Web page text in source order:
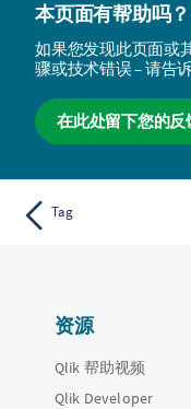
本页面有帮助吗？
如果您发现此页面或
骤或技术错误 – 请告
在此处留下您的反
Tag
资源
Qlik 帮助视频
Qlik Developer